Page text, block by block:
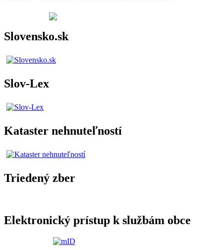
Slovensko.sk
Slov-Lex
Kataster nehnuteľností
Triedený zber
Elektronický prístup k službám obce